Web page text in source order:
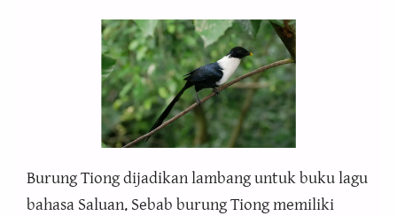
Burung Tiong dijadikan lambang untuk buku lagu
bahasa Saluan. Sebab burung Tiong memiliki